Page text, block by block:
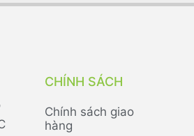
CHÍNH SÁCH
Chính sách giao
hàng